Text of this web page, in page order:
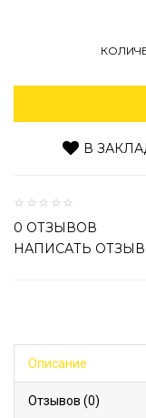
В
0 ОТЗЫВОВ
НАПИСАТЬ ОТЗЫВ
Описание
Отзывов (0)